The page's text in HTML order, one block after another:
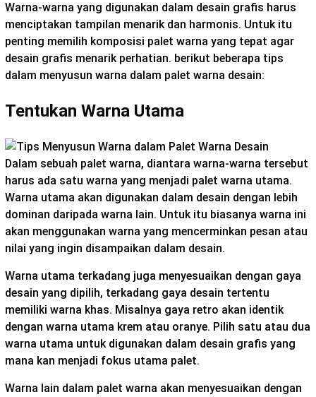
Warna-warna yang digunakan dalam desain grafis harus
menciptakan tampilan menarik dan harmonis. Untuk itu
penting memilih komposisi palet warna yang tepat agar
desain grafis menarik perhatian. berikut beberapa tips
dalam menyusun warna dalam palet warna desain:
Tentukan Warna Utama
Dalam sebuah palet warna, diantara warna-warna tersebut
harus ada satu warna yang menjadi palet warna utama.
Warna utama akan digunakan dalam desain dengan lebih
dominan daripada warna lain. Untuk itu biasanya warna ini
akan menggunakan warna yang mencerminkan pesan atau
nilai yang ingin disampaikan dalam desain.
Warna utama terkadang juga menyesuaikan dengan gaya
desain yang dipilih, terkadang gaya desain tertentu
memiliki warna khas. Misalnya gaya retro akan identik
dengan warna utama krem atau oranye. Pilih satu atau dua
warna utama untuk digunakan dalam desain grafis yang
mana kan menjadi fokus utama palet.
Warna lain dalam palet warna akan menyesuaikan dengan